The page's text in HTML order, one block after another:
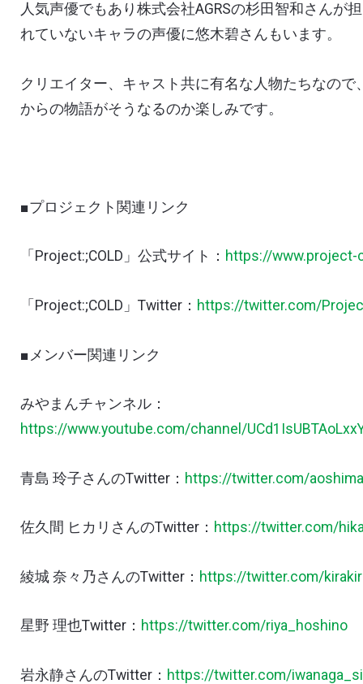
人気声優でもあり株式会社AGRSの杉田智和さんが
れていないキャラの声優に悠木碧さんもいます。
クリエイター、キャスト共に有名な人物たちなので
からの物語がそうなるのか楽しみです。
■プロジェクト関連リンク
「 Project:;COLD 」公式サイト： https://www.project-
「 Project:;COLD 」Twitter： https://twitter.com/
■ メンバー関連リンク
みやまんチャンネル：
https://www.youtube.com/channel/
青島 玲子さんのTwitter： https://twitter.com/
佐久間 ヒカリさんのTwitter： https://twitter.com/
綾城 奈々乃さんのTwitter： https://twitter.com/
星野 理也Twitter： https://twitter.com/riya_hoshino
岩永静さんのTwitter： https://twitter.com/